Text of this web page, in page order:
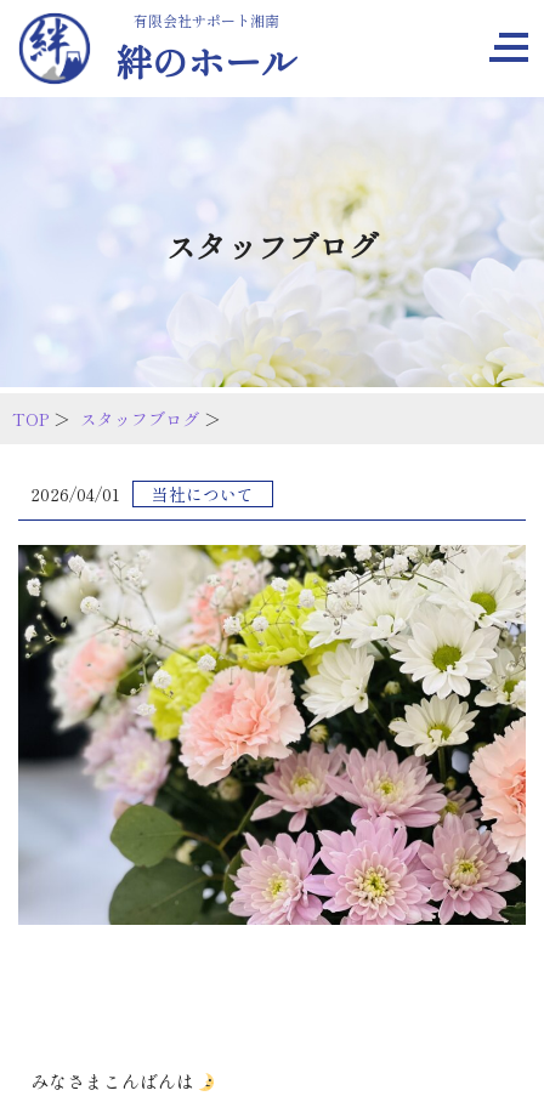
有限会社サポート湘南
絆のホール
スタッフブログ
TOP ＞ スタッフブログ ＞
2026/04/01 当社について
みなさまこんばんは